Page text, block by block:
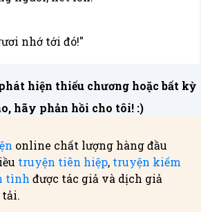
nhớ tới đó!"
hiện thiếu chương hoặc bất kỳ
hãy phản hồi cho tôi! :)
online chất lượng hàng đầu
truyện tiên hiệp, truyện kiếm
tình được tác giả và dịch giả
tải.